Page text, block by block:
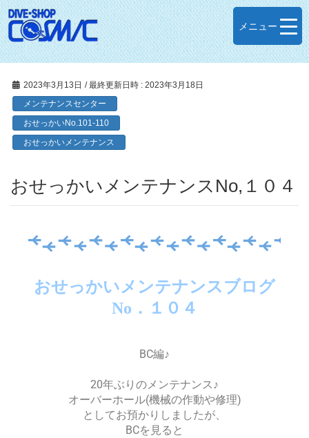
メニュー
2023年3月13日 / 最終更新日時 : 2023年3月18日
メンテナンスセンター
おせっかいNo.101-110
おせっかいメンテナンス
おせっかいメンテナンスNo,１０４
おせっかいメンテナンスブログ
No．１０４
BC編♪
20年ぶりのメンテナンス♪
オーバーホール(機械の作動や修理)
としてお預かりしましたが、
BCを見ると